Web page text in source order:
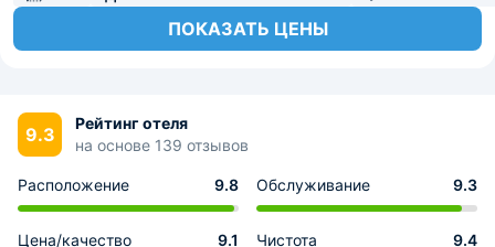
ПОКАЗАТЬ ЦЕНЫ
9.3
Рейтинг отеля
на основе 139 отзывов
Расположение 9.8 Обслуживание 9.3
Цена/качество 9.1 Чистота 9.4